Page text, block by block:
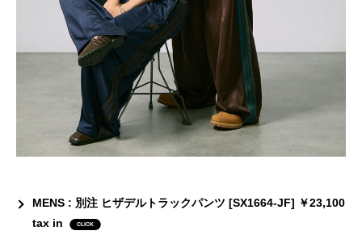
MENS : 別注 ヒザデルトラックパンツ [SX1664-JF] ￥23,100
tax in